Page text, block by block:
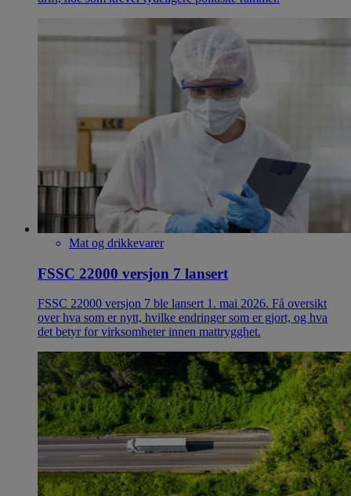
Mat og drikkevarer
FSSC 22000 versjon 7 lansert
FSSC 22000 versjon 7 ble lansert 1. mai 2026. Få oversikt
over hva som er nytt, hvilke endringer som er gjort, og hva
det betyr for virksomheter innen mattrygghet.